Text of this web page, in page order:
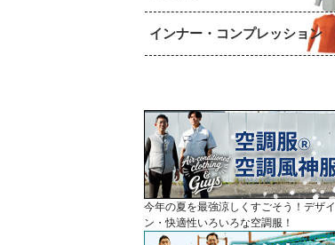
インナー・コンプレッション
今年の夏を最強涼しくすごそう！デザイ
ン・快適性いろいろな空調服！